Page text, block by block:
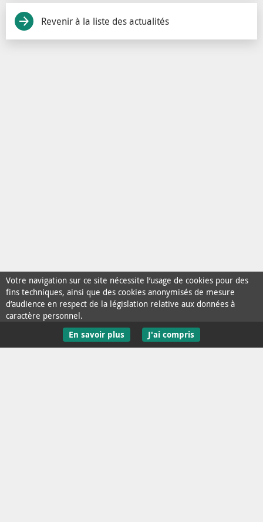
Revenir à la liste des actualités
Votre navigation sur ce site nécessite l’usage de cookies pour des
fins techniques, ainsi que des cookies anonymisés de mesure
d’audience en respect de la législation relative aux données à
caractère personnel.
En savoir plus
J'ai compris